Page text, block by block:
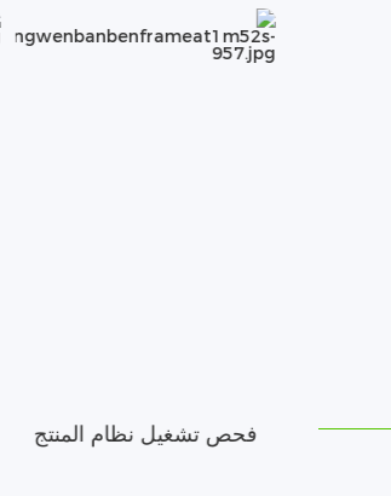
الإدارة الذكية لنظام MES
فحص تشغيل نظام المنتج